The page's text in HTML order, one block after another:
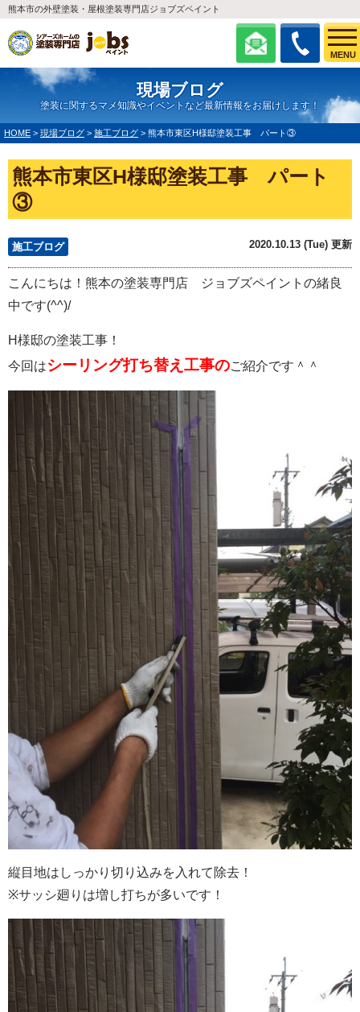
MENU
熊本市の外壁塗装・屋根塗装専門店ジョブズペイント
現場ブログ
塗装に関するマメ知識やイベントなど最新情報をお届けします！
HOME > 現場ブログ > 施工ブログ > 熊本市東区H様邸塗装工事 パート③
熊本市東区H様邸塗装工事 パート
③
施工ブログ 2020.10.13 (Tue) 更新
こんにちは！熊本の塗装専門店 ジョブズペイントの緒良
中です(^^)/
H様邸の塗装工事！
今回はシーリング打ち替え工事のご紹介です＾＾
縦目地はしっかり切り込みを入れて除去！
※サッシ廻りは増し打ちが多いです！